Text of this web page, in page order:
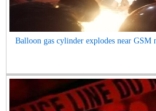
Balloon gas cylinder explodes near